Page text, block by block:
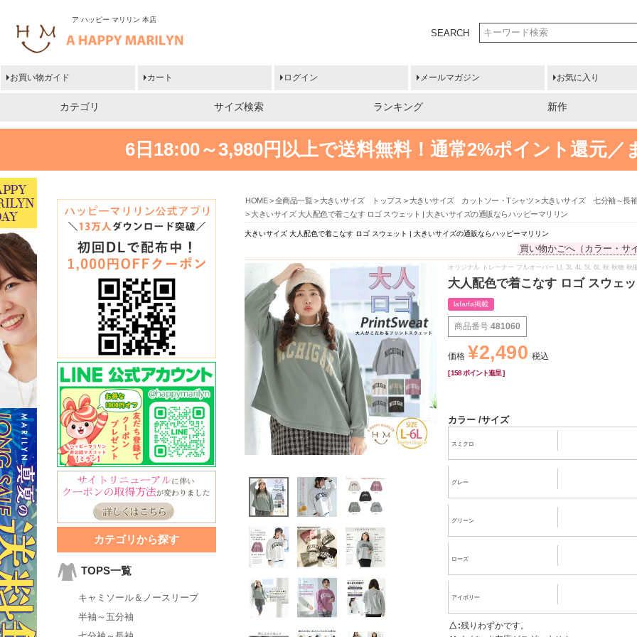
ア ハッピー マリリン 本店
SEARCH
お買い物ガイド カート ログイン メールマガジン お気に入り
カテゴリ サイズ検索 ランキング 新作
6日18:00～3,980円以上で送料無料！ 通常2%ポイント還元／
カテゴリから探す
TOPS一覧
キャミソール＆ノースリーブ
半袖～五分袖
HOME 全商品一覧 大きいサイズ トップス 大きいサイズ カットソー・Tシャツ
大きいサイズ 七分袖～長袖
大きいサイズ 大人配色で着こなす ロゴ スウェット | 大きいサイズの通販ならハッピーマリリン
大きいサイズ 大人配色で着こなす ロゴ スウェット | 大きいサイズの通販ならハッピーマリリン
買い物かごへ（カラー・サ
オリジナル トレーナー プルオーバー LL 3L 4L 5L 6L 秋 秋物
大人配色で着こなす ロゴ スウェ
lafarfa掲載
商品番号 481060
価格 ¥2,490 税込
[158 ポイント進呈 ]
カラー サイズ
スミクロ
グレー
グリーン
ローズ
アイボリー
△ 残りわずかです。